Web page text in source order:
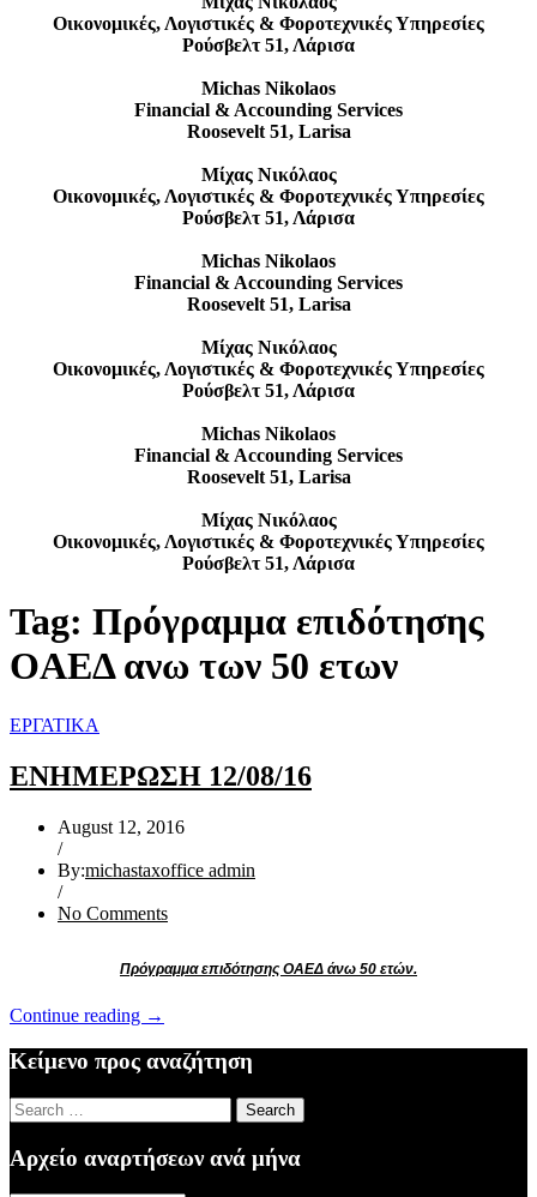
Οικονομικές, Λογιστικές & Φοροτεχνικές Υπηρεσίες
Ρούσβελτ 51, Λάρισα
Michas Nikolaos
Financial & Accounding Services
Roosevelt 51, Larisa
Μίχας Νικόλαος
Οικονομικές, Λογιστικές & Φοροτεχνικές Υπηρεσίες
Ρούσβελτ 51, Λάρισα
Michas Nikolaos
Financial & Accounding Services
Roosevelt 51, Larisa
Μίχας Νικόλαος
Οικονομικές, Λογιστικές & Φοροτεχνικές Υπηρεσίες
Ρούσβελτ 51, Λάρισα
Michas Nikolaos
Financial & Accounding Services
Roosevelt 51, Larisa
Μίχας Νικόλαος
Οικονομικές, Λογιστικές & Φοροτεχνικές Υπηρεσίες
Ρούσβελτ 51, Λάρισα
Tag: Πρόγραμμα επιδότησης
OΑΕΔ ανω των 50 ετων
ΕΡΓΑΤΙΚΑ
ΕΝΗΜΕΡΩΣΗ 12/08/16
August 12, 2016
/
By:michastaxoffice admin
/
No Comments
Πρόγραμμα επιδότησης ΟΑΕΔ άνω 50 ετών.
Continue reading “ΕΝΗΜΕΡΩΣΗ
→
Κείμενο προς αναζήτηση
Search
for:
Αρχείο αναρτήσεων ανά μήνα